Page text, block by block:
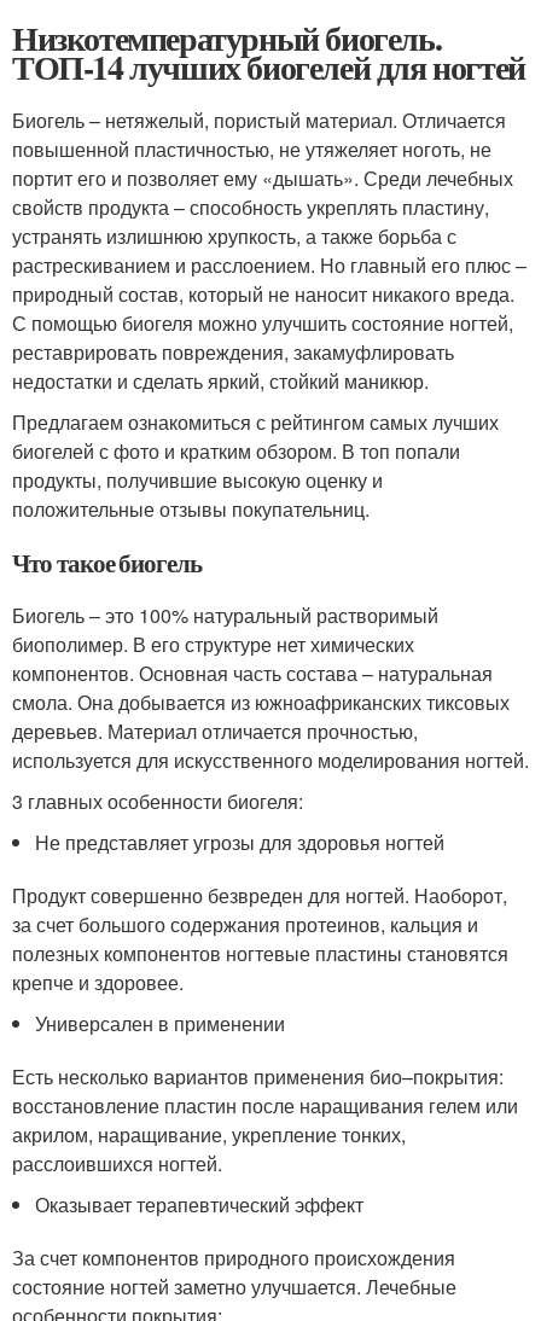
Низкотемпературный биогель.
ТОП-14 лучших биогелей для ногтей
Биогель – нетяжелый, пористый материал. Отличается
повышенной пластичностью, не утяжеляет ноготь, не
портит его и позволяет ему «дышать». Среди лечебных
свойств продукта – способность укреплять пластину,
устранять излишнюю хрупкость, а также борьба с
растрескиванием и расслоением. Но главный его плюс –
природный состав, который не наносит никакого вреда.
С помощью биогеля можно улучшить состояние ногтей,
реставрировать повреждения, закамуфлировать
недостатки и сделать яркий, стойкий маникюр.
Предлагаем ознакомиться с рейтингом самых лучших
биогелей с фото и кратким обзором. В топ попали
продукты, получившие высокую оценку и
положительные отзывы покупательниц.
Что такое биогель
Биогель – это 100% натуральный растворимый
биополимер. В его структуре нет химических
компонентов. Основная часть состава – натуральная
смола. Она добывается из южноафриканских тиксовых
деревьев. Материал отличается прочностью,
используется для искусственного моделирования ногтей.
3 главных особенности биогеля:
Не представляет угрозы для здоровья ногтей
Продукт совершенно безвреден для ногтей. Наоборот,
за счет большого содержания протеинов, кальция и
полезных компонентов ногтевые пластины становятся
крепче и здоровее.
Универсален в применении
Есть несколько вариантов применения био–покрытия:
восстановление пластин после наращивания гелем или
акрилом, наращивание, укрепление тонких,
расслоившихся ногтей.
Оказывает терапевтический эффект
За счет компонентов природного происхождения
состояние ногтей заметно улучшается. Лечебные
особенности покрытия: